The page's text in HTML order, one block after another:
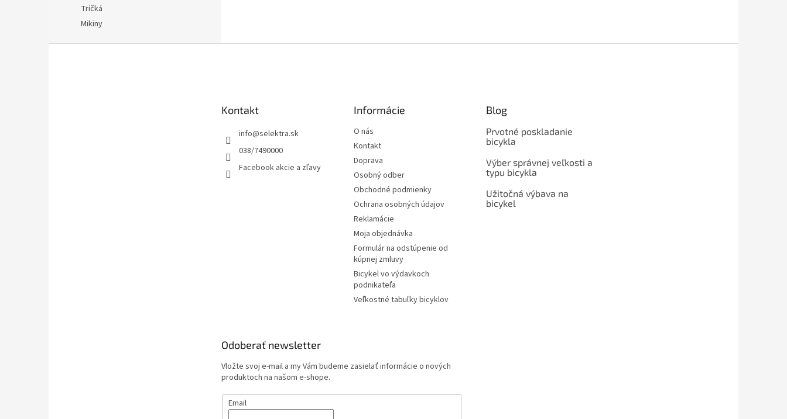
Tričká
Mikiny
Kontakt
info@selektra.sk
038/7490000
Facebook akcie a zľavy
Informácie
O nás
Kontakt
Doprava
Osobný odber
Obchodné podmienky
Ochrana osobných údajov
Reklamácie
Moja objednávka
Formulár na odstúpenie od
kúpnej zmluvy
Bicykel vo výdavkoch
podnikateľa
Veľkostné tabuľky bicyklov
Blog
Prvotné poskladanie
bicykla
Výber správnej veľkosti a
typu bicykla
Užitočná výbava na
bicykel
Odoberať newsletter
Vložte svoj e-mail a my Vám budeme zasielať informácie o nových
produktoch na našom e-shope.
Email